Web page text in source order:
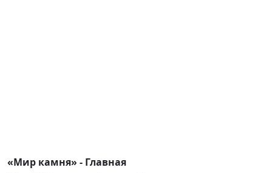
«Мир камня» - Главная